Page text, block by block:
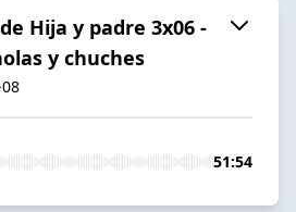
Hija y padre 3x06 -
y chuches
51:54